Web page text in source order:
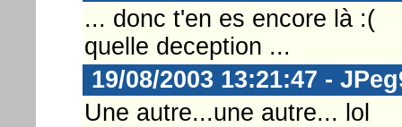
... donc t'en es encore là :(
quelle deception ...
19/08/2003 13:21:47 -
Une autre...une autre... lol